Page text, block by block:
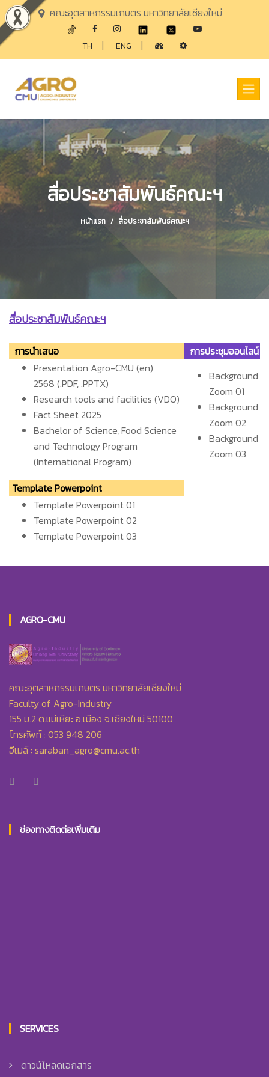
คณะอุตสาหกรรมเกษตร มหาวิทยาลัยเชียงใหม่
TH | ENG |
สื่อประชาสัมพันธ์คณะฯ
หน้าแรก สื่อประชาสัมพันธ์คณะฯ
สื่อประชาสัมพันธ์คณะฯ
การนำเสนอ
การประชุมออนไลน์
Presentation Agro-CMU (en)
2568 (.PDF,.PPTX)
Research tools and facilities (VDO)
Fact Sheet 2025
Bachelor of Science, Food Science
and Technology Program
(International Program)
Background
Zoom 01
Background
Zoom 02
Background
Zoom 03
Template Powerpoint
Template Powerpoint 01
Template Powerpoint 02
Template Powerpoint 03
AGRO-CMU
คณะอุตสาหกรรมเกษตร มหาวิทยาลัยเชียงใหม่
Faculty of Agro-Industry
155 ม.2 ต.แม่เหียะ อ.เมือง จ.เชียงใหม่ 50100
โทรศัพท์ : 053 948 206
อีเมล์ : saraban_agro@cmu.ac.th
ช่องทางติดต่อเพิ่มเติม
SERVICES
ดาวน์โหลดเอกสาร